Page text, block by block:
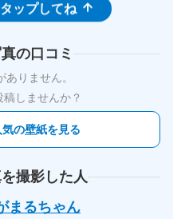
ップしてね
の口コミ
ありません。
しませんか？
の壁紙を見る
撮影した人
まるちゃん